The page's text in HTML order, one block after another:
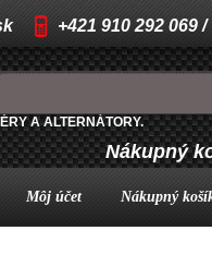
+421 910 292 069
A ALTERNÁTORY.
Nákupný
Môj účet Nákupný